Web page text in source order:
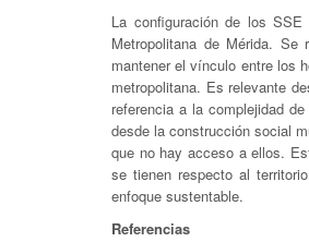
La configuración de los
Metropolitana de Mérida.
mantener el vínculo entre los
metropolitana. Es relevante
referencia a la complejidad
desde la construcción social
que no hay acceso a ellos.
se tienen respecto al
enfoque sustentable.
Referencias